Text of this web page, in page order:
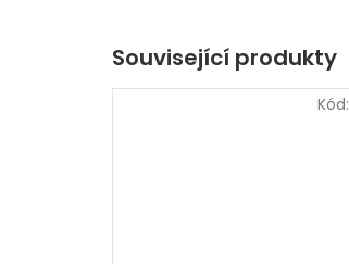
Související produkty
Kód: